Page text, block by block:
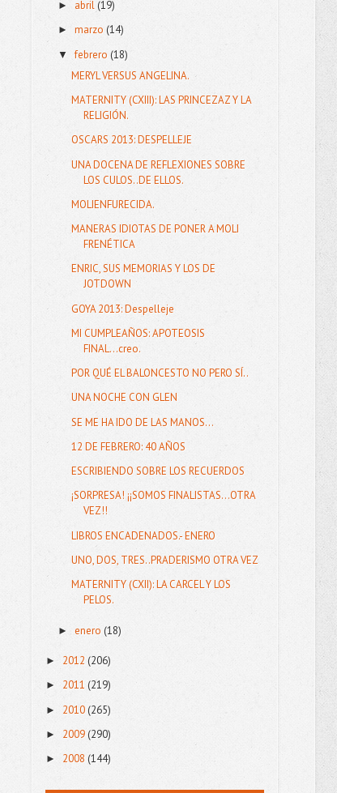
► abril (19)
►marzo (14)
▼febrero(18)
MERYL VERSUS ANGELINA.
MATERNITY (CXIII): LAS PRINCEZAZ Y LA
RELIGIÓN.
OSCARS 2013: DESPELLEJE
UNA DOCENA DE REFLEXIONES SOBRE
LOS CULOS..DE ELLOS.
MOLIENFURECIDA.
MANERAS IDIOTAS DE PONER A MOLI
FRENÉTICA
ENRIC, SUS MEMORIAS Y LOS DE
JOTDOWN
GOYA 2013: Despelleje
MI CUMPLEAÑOS: APOTEOSIS
FINAL...creo.
POR QUÉ EL BALONCESTO NO PERO SÍ..
UNA NOCHE CON GLEN
SE ME HA IDO DE LAS MANOS...
12 DE FEBRERO: 40 AÑOS
ESCRIBIENDO SOBRE LOS RECUERDOS
¡SORPRESA! ¡¡SOMOS FINALISTAS...OTRA
VEZ!!
LIBROS ENCADENADOS.- ENERO
UNO, DOS, TRES..PRADERISMO OTRA VEZ
MATERNITY (CXII): LA CARCEL Y LOS
PELOS.
►enero (18)
► 2012 (206)
► 2011 (219)
► 2010(265)
► 2009(290)
► 2008 (144)